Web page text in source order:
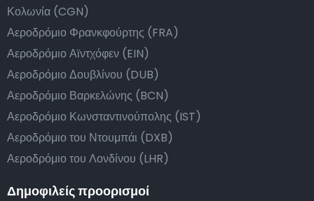
Κολωνία (CGN)
Αεροδρόμιο Φρανκφούρτης (FRA)
Αεροδρόμιο Αϊντχόφεν (EIN)
Αεροδρόμιο Δουβλίνου (DUB)
Αεροδρόμιο Βαρκελώνης (BCN)
Αεροδρόμιο Κωνσταντινούπολης (IST)
Αεροδρόμιο του Ντουμπάι (DXB)
Αεροδρόμιο του Λονδίνου (LHR)
Δημοφιλείς προορισμοί